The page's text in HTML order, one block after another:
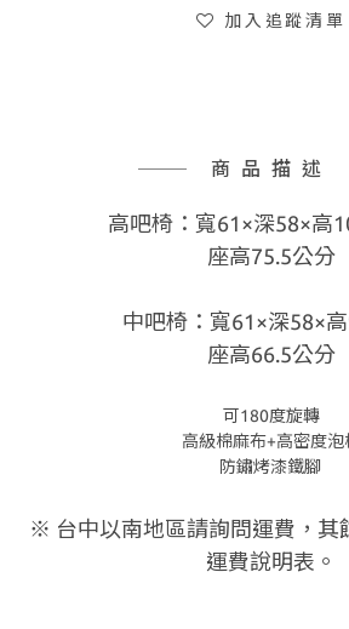
加入追蹤清單
商品描述
高吧椅：寬61×深58×高
座高75.5公分
中吧椅：寬61×深58×
座高66.5公分
可180度旋轉
高級棉麻布+高密度泡
防鏽烤漆鐵腳
※ 台中以南地區請詢問運費，其
運費說明表。